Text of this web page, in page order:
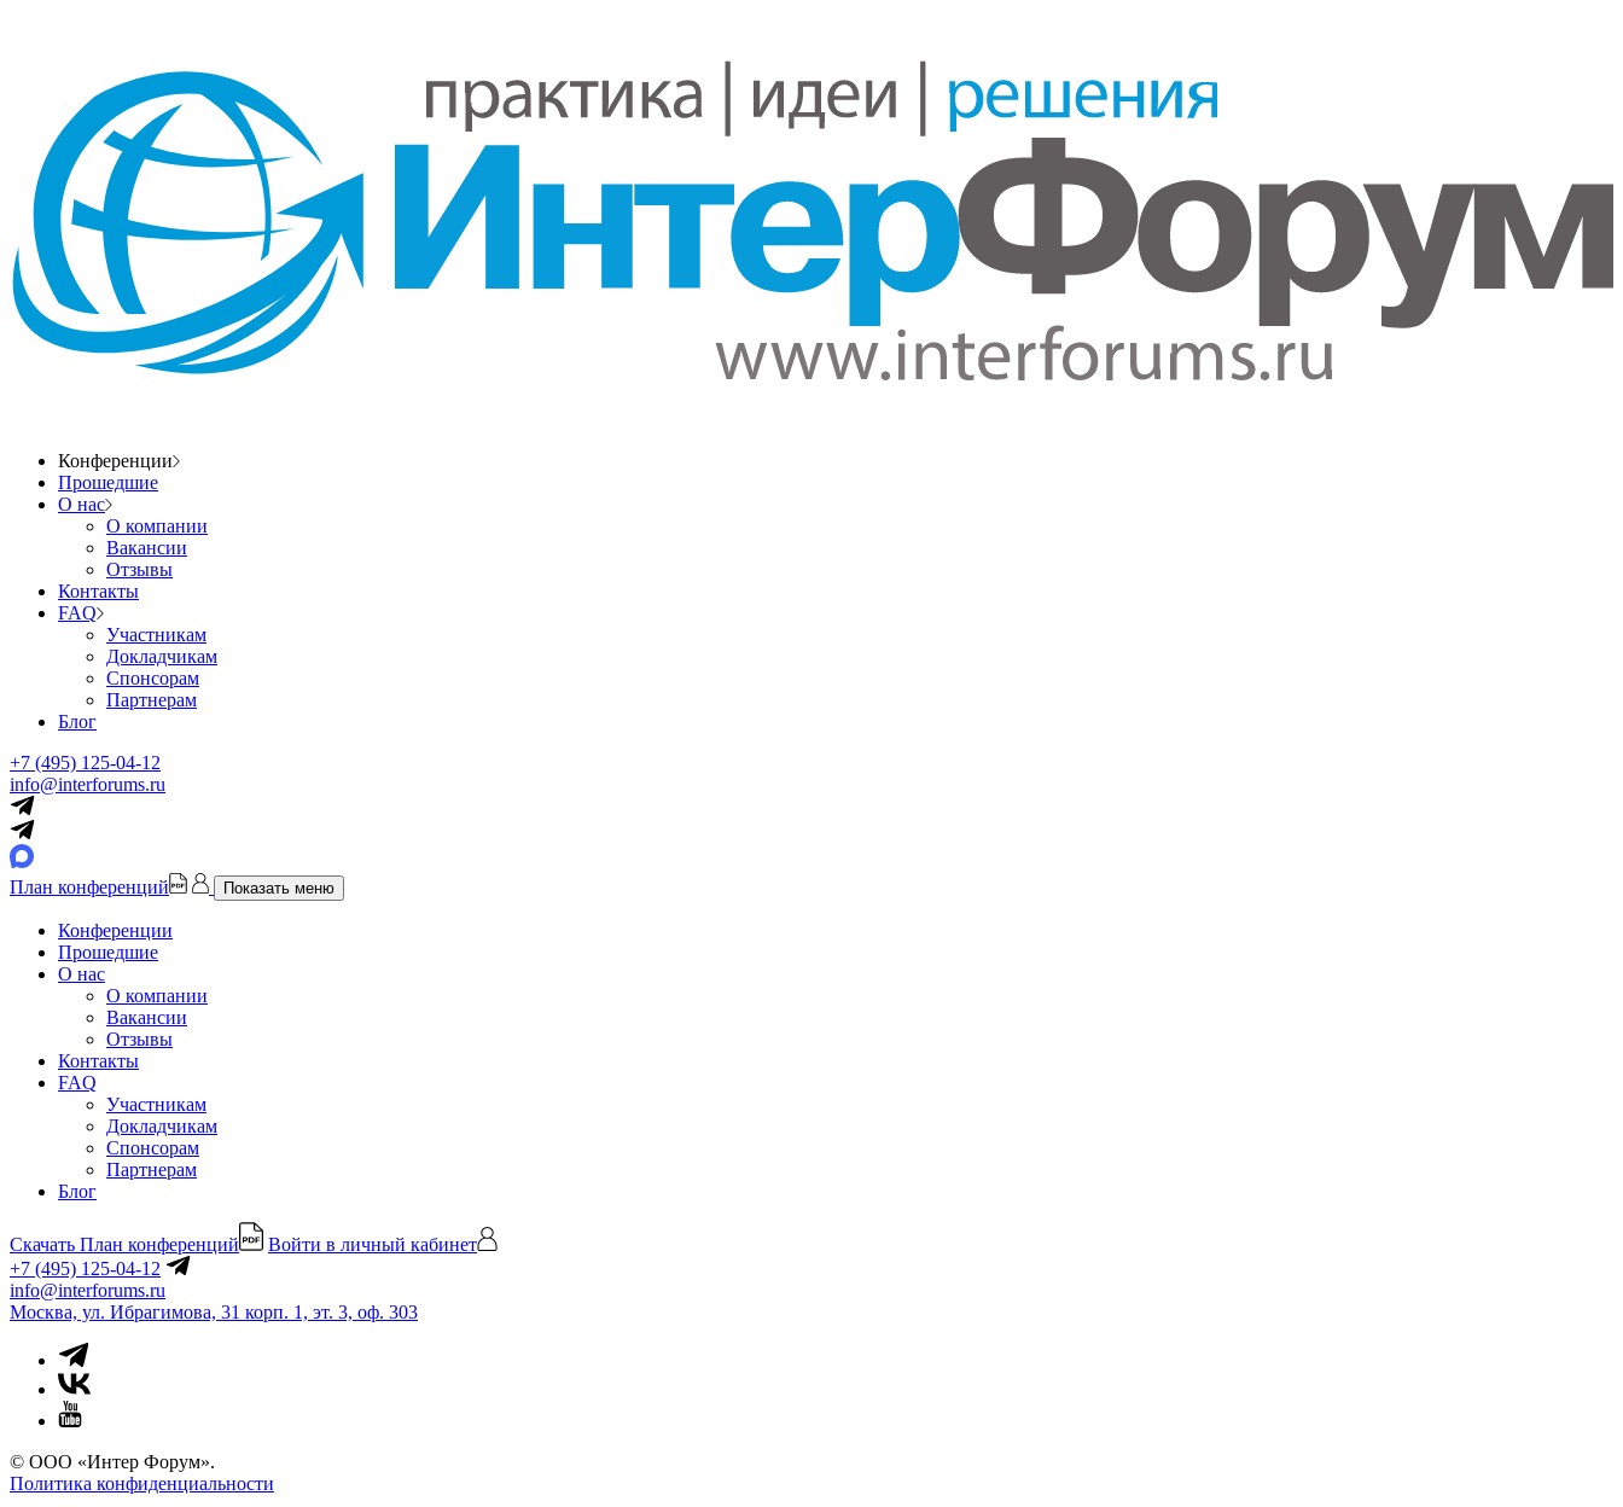
Конференции
Прошедшие
О нас
О компании
Вакансии
Отзывы
Контакты
FAQ
Участникам
Докладчикам
Спонсорам
Партнерам
Блог
+7 (495) 125-04-12
info@interforums.ru
План конференций Показать меню
Конференции
Прошедшие
О нас
О компании
Вакансии
Отзывы
Контакты
FAQ
Участникам
Докладчикам
Спонсорам
Партнерам
Блог
Скачать План конференций
Войти в личный кабинет
+7 (495) 125-04-12
info@interforums.ru
Москва, ул. Ибрагимова, 31 корп. 1, эт. 3, оф. 303
© ООО «Интер Форум».
Политика конфиденциальности